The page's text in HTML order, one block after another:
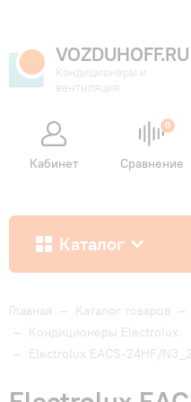
VOZDUHOFF.RU
Кондиционеры и
вентиляция
Кабинет
0
Сравнение
Каталог
Как купить
Доставка и оплата
Главная — Каталог товаров —
— Кондиционеры Electrolux
— Electrolux EACS-24HF/